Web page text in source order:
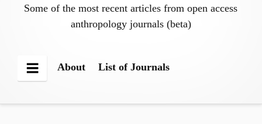
Some of the most recent articles from open access
anthropology journals (beta)
Menu
About List of Journals